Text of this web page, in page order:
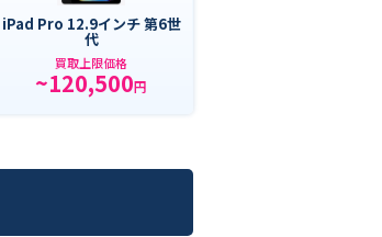
iPad Pro 12.9インチ 第6世
代
買取上限価格
~120,500円